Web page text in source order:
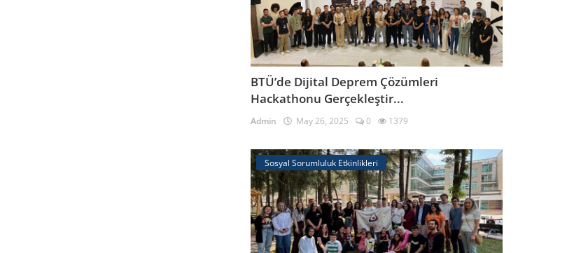
BTÜ’de Dijital Deprem Çözümleri
Hackathonu Gerçekleştir...
Admin May 26, 2025 0 1379
Sosyal Sorumluluk Etkinlikleri